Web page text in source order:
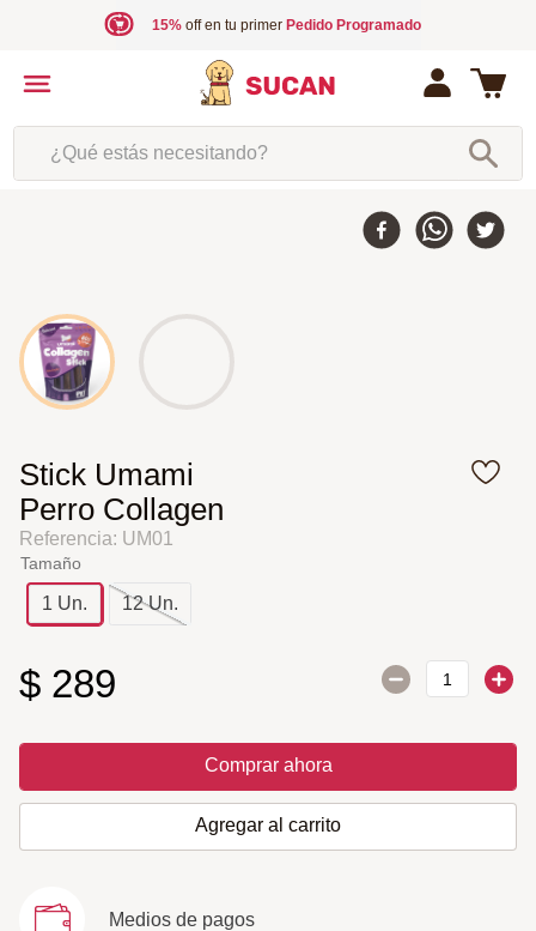
15%off en tu primer Pedido Programado
¿Qué estás necesitando?
Stick Umami
Perro Collagen
Referencia: UM01
Tamaño
1 Un. 12 Un.
$ 289
Comprar ahora
Agregar al carrito
Medios de pagos